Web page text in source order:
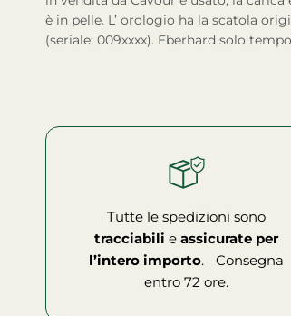
è in pelle. L’ orologio ha la scatola
(seriale: 009xxxx). Eberhard solo
Tutte le spedizioni sono
tracciabili e assicurate per
l’intero importo. Consegna
entro 72 ore.